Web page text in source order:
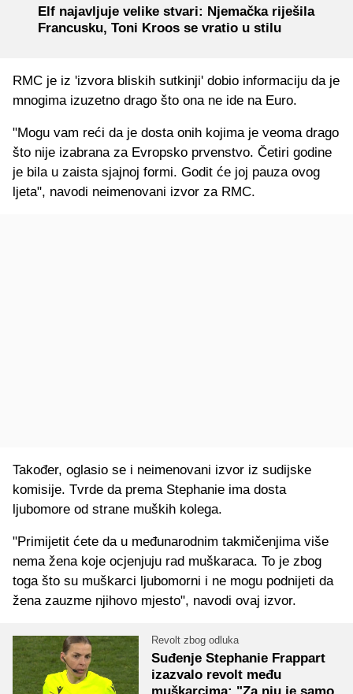
Elf najavljuje velike stvari: Njemačka riješila
Francusku, Toni Kroos se vratio u stilu
RMC je iz 'izvora bliskih sutkinji' dobio informaciju da je
mnogima izuzetno drago što ona ne ide na Euro.
"Mogu vam reći da je dosta onih kojima je veoma drago
što nije izabrana za Evropsko prvenstvo. Četiri godine
je bila u zaista sjajnoj formi. Godit će joj pauza ovog
ljeta", navodi neimenovani izvor za RMC.
Također, oglasio se i neimenovani izvor iz sudijske
komisije. Tvrde da prema Stephanie ima dosta
ljubomore od strane muških kolega.
"Primijetit ćete da u međunarodnim takmičenjima više
nema žena koje ocjenjuju rad muškaraca. To je zbog
toga što su muškarci ljubomorni i ne mogu podnijeti da
žena zauzme njihovo mjesto", navodi ovaj izvor.
Revolt zbog odluka
Suđenje Stephanie Frappart
izazvalo revolt među
muškarcima: "Za nju je samo